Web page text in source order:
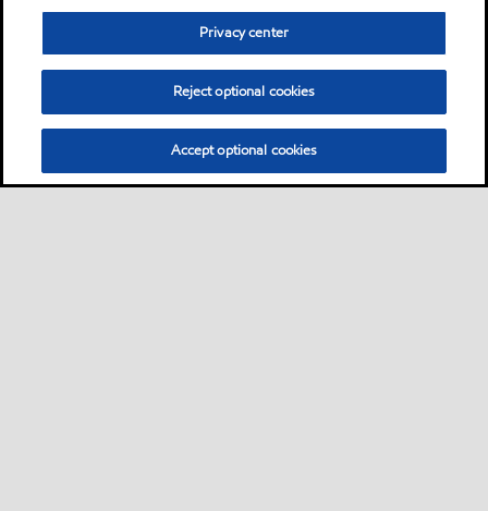
Privacy center
Reject optional cookies
Accept optional cookies